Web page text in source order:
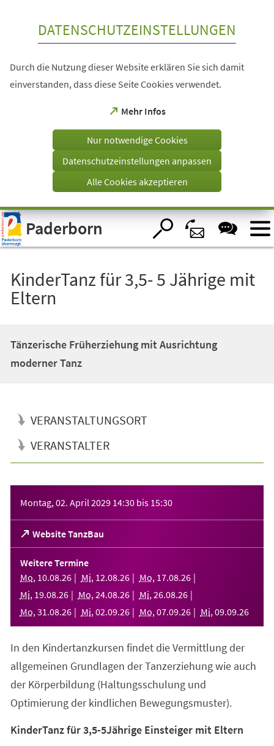
Visuelle
Assistenzsoftware
öffnen.
DATENSCHUTZEINSTELLUNGEN
Durch die Nutzung dieser Website erklären Sie sich damit
einverstanden, dass diese Seite Cookies verwendet.
Mehr Infos
(Öffnet
einem
Tab)
Nur notwendige Cookies
Datenschutzeinstellungen anpassen
Alle Cookies akzeptieren
Paderborn
KinderTanz für 3,5- 5 Jährige mit
Eltern
Tänzerische Früherziehung mit Ausrichtung
moderner Tanz
VERANSTALTUNGSORT
VERANSTALTER
Montag, 02. April 2029 14:30 bis 15:30
Website TanzBau
(Öffnet
in
einem
neuen
Tab)
Weitere Termine
Mo, 10.08.26 Mi, 12.08.26 Mo, 17.08.26
Mi, 19.08.26 Mo, 24.08.26 Mi, 26.08.26
Mo, 31 .08.26 Mi, 02.09.26 Mo, 07.09.26 Mi, 09.09.26
In den Kindertanzkursen findet die Vermittlung der
allgemeinen Grundlagen der Tanzerziehung wie auch
der Körperbildung (Haltungsschulung und
Optimierung der kindlichen Bewegungsmuster).
KinderTanz für 3,5-5Jährige Einsteiger mit Eltern